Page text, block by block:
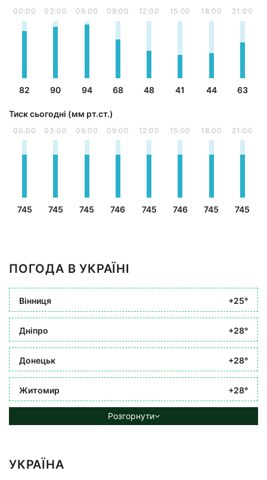
00:00
82
03:00
90
06:00
94
09:00
68
12:00
48
15:00
41
18:00
44
21:00
63
Тиск сьогодні (мм рт.ст.)
00:00
745
03:00
745
06:00
745
09:00
746
12:00
745
15:00
746
18:00
745
21:00
745
ПОГОДА В УКРАЇНІ
Вінниця +25°
Дніпро +28°
Донецьк +28°
Житомир +28°
Розгорнути
УКРАЇНА